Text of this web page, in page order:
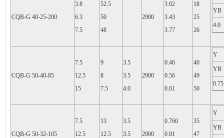
CQB-G 40-25-200
3.8
6.3
7.5
52.5
50
48
2900
3.02
3.43
3.77
18
25
26
YB
4.0
CQB-G 50-40-85
7.5
12.5
15
9
8
7.5
3.5
3.5
4.0
2900
0.46
0.56
0.61
40
49
50
Y
YB
0.75
CQB-G 50-32-105
7.5
12.5
13
12.5
3.5
3.5
2900
0.760
0.91
35
47
Y
YB